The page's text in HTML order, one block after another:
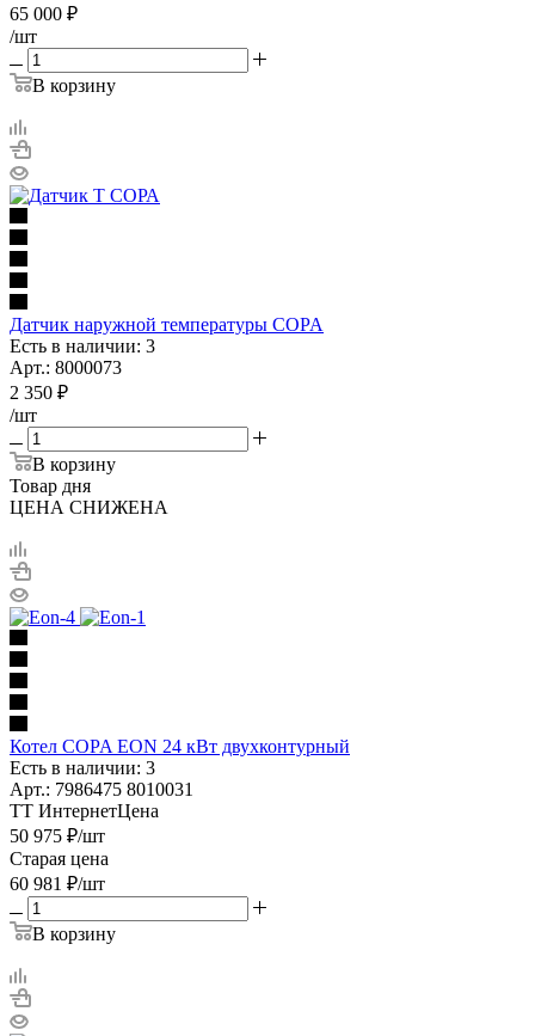
65 000 ₽
/шт
В корзину
Датчик наружной температуры COPA
Есть в наличии: 3
Арт.: 8000073
2 350 ₽
/шт
В корзину
Товар дня
ЦЕНА СНИЖЕНА
Котел COPA EON 24 кВт двухконтурный
Есть в наличии: 3
Арт.: 7986475 8010031
ТТ ИнтернетЦена
50 975 ₽/шт
Старая цена
60 981 ₽/шт
В корзину